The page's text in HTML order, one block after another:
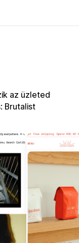
az üzleted
Brutalist